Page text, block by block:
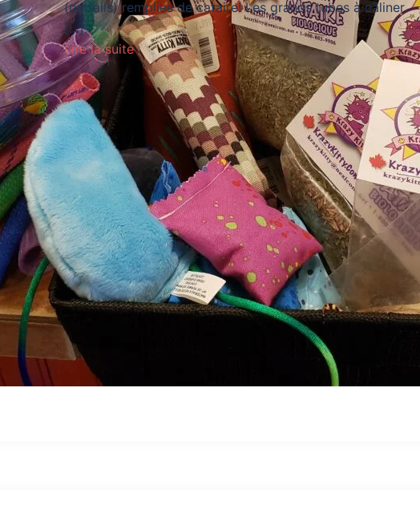
(cattails) remplies de cataire! Les grands tubes à câliner
[…]
Lire la suite